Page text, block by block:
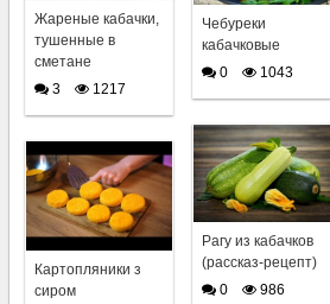
Жареные кабачки,
тушенные в
сметане
3
1217
Чебуреки
кабачковые
0
1043
Рагу из кабачков
(рассказ-рецепт)
0
986
Картопляники з
сиром